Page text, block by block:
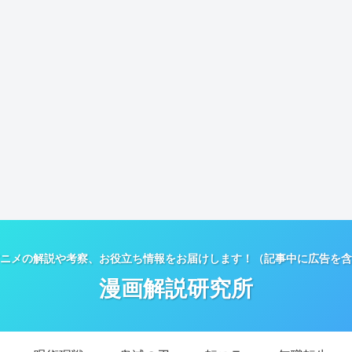
メの解説や考察、お役立ち情報をお届けします！（記事中に広告を
漫画解説研究所